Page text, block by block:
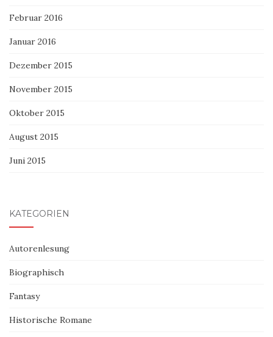
Februar 2016
Januar 2016
Dezember 2015
November 2015
Oktober 2015
August 2015
Juni 2015
KATEGORIEN
Autorenlesung
Biographisch
Fantasy
Historische Romane